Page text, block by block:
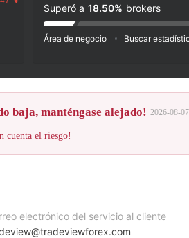
Superó a 18.50% brokers
Área de negocio Buscar
baja, manténgase alejado! 2026-08-07
cuenta el riesgo!
electrónico del servicio al cliente